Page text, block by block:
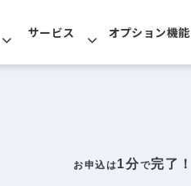
サービス オプション機能
お申込は1分で完了！